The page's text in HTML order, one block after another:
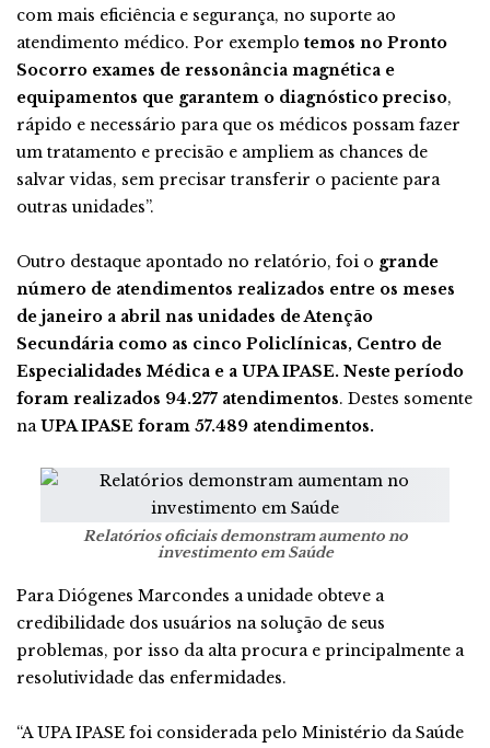
com mais eficiência e segurança, no suporte ao
atendimento médico. Por exemplo temos no Pronto
Socorro exames de ressonância magnética e
equipamentos que garantem o diagnóstico preciso,
rápido e necessário para que os médicos possam fazer
um tratamento e precisão e ampliem as chances de
salvar vidas, sem precisar transferir o paciente para
outras unidades”.
Outro destaque apontado no relatório, foi o grande
número de atendimentos realizados entre os meses
de janeiro a abril nas unidades de Atenção
Secundária como as cinco Policlínicas, Centro de
Especialidades Médica e a UPA IPASE. Neste período
foram realizados 94.277 atendimentos. Destes somente
naUPA IPASE foram 57.489 atendimentos.
Relatórios oficiais demonstram aumento no
investimento em Saúde
Para Diógenes Marcondes a unidade obteve a
credibilidade dos usuários na solução de seus
problemas, por isso da alta procura e principalmente a
resolutividade das enfermidades.
“A UPA IPASE foi considerada pelo Ministério da Saúde